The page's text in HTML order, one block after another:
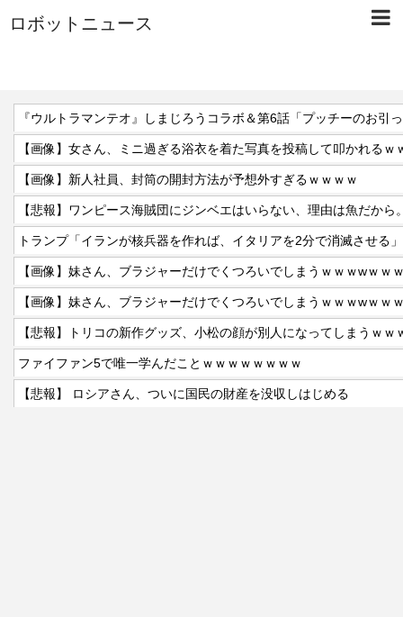
ロボットニュース
『ウルトラマンテオ』しまじろうコラボ＆第6話「プッチーのお引
【画像】女さん、ミニ過ぎる浴衣を着た写真を投稿して叩かれるｗ
【画像】新人社員、封筒の開封方法が予想外すぎるｗｗｗｗ
【悲報】ワンピース海賊団にジンベエはいらない、理由は魚だから
【画像】妹さん、ブラジャーだけでくつろいでしまうｗｗｗwｗｗ
【画像】妹さん、ブラジャーだけでくつろいでしまうｗｗｗwｗｗ
【悲報】トリコの新作グッズ、小松の顔が別人になってしまうｗｗ
ファイファン5で唯一学んだことｗｗｗｗｗｗｗｗ
【悲報】 ロシアさん、ついに国民の財産を没収しはじめる